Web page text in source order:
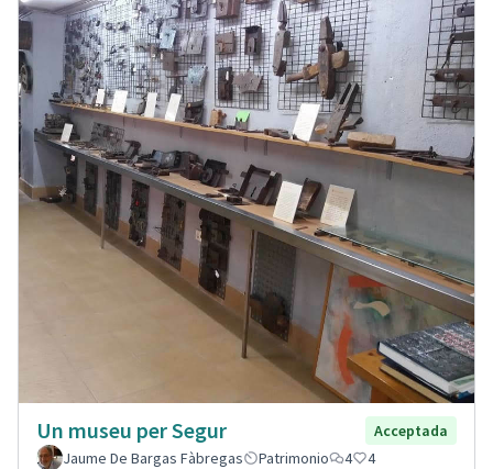
Un museu per Segur
Acceptada
Jaume De Bargas Fàbregas
Patrimonio 4 4